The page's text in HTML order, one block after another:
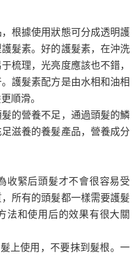
根據使用狀態可分成透明護
髮素。好的護髮素，在沖洗
梳理，光亮度應該也不錯，
護髮素配方是由水相和油相
順滑。
的營養不足，通過頭髮的鱗
滋養的養髮產品，營養成分
收緊后頭髮才不會很容易受
所有的頭髮都一樣需要護髮
法和使用后的效果有很大關
上使用，不要抹到髮根。一